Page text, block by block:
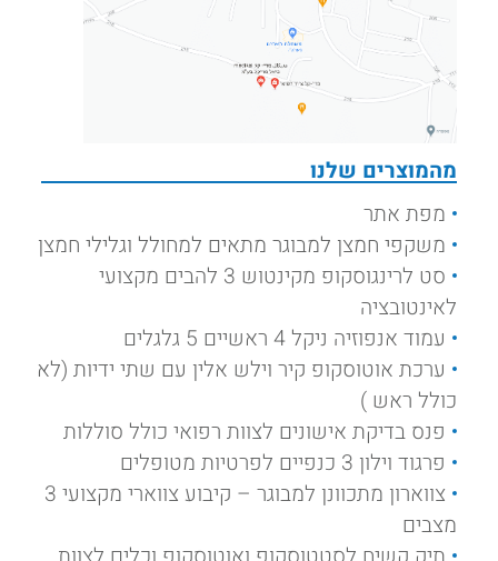
מהמוצרים שלנו
מפת אתר
משקפי חמצן למבוגר מתאים למחולל וגלילי חמצן
סט לרינגוסקופ מקינטוש 3 להבים מקצועי
לאינטובציה
עמוד אנפוזיה ניקל 4 ראשיים 5 גלגלים
ערכת אוטוסקופ קיר וילש אלין עם שתי ידיות (לא
כולל ראש )
פנס בדיקת אישונים לצוות רפואי כולל סוללות
פרגוד וילון 3 כנפיים לפרטיות מטופלים
צווארון מתכוונן למבוגר – קיבוע צווארי מקצועי 3
מצבים